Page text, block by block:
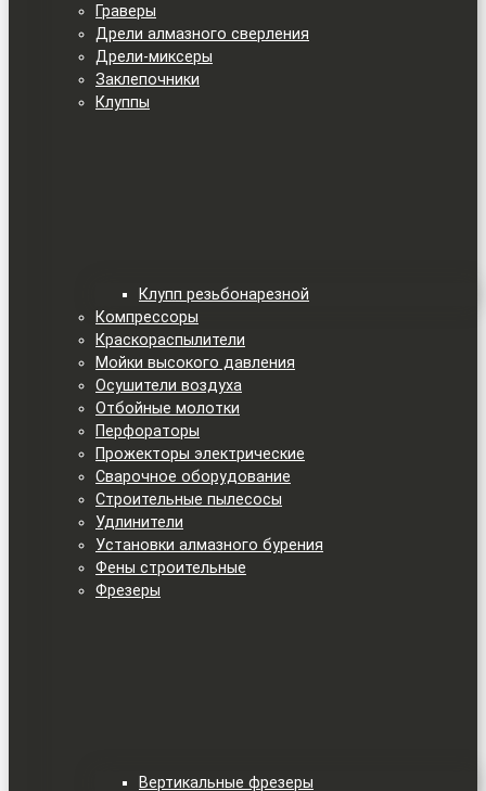
Граверы
Дрели алмазного сверления
Дрели-миксеры
Заклепочники
Клуппы
Клупп резьбонарезной
Компрессоры
Краскораспылители
Мойки высокого давления
Осушители воздуха
Отбойные молотки
Перфораторы
Прожекторы электрические
Сварочное оборудование
Строительные пылесосы
Удлинители
Установки алмазного бурения
Фены строительные
Фрезеры
Вертикальные фрезеры